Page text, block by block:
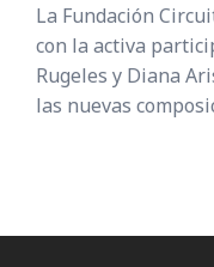
La Fundación
con la activa
Rugeles y Diana
las nuevas